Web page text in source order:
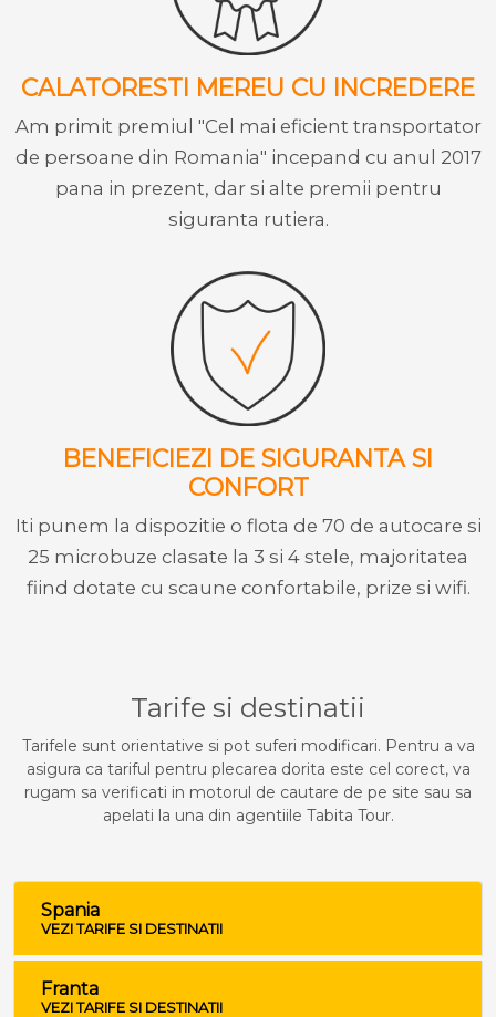
CALATORESTI MEREU CU INCREDERE
Am primit premiul "Cel mai eficient transportator
de persoane din Romania" incepand cu anul 2017
pana in prezent, dar si alte premii pentru
siguranta rutiera.
BENEFICIEZI DE SIGURANTA SI
CONFORT
Iti punem la dispozitie o flota de 70 de autocare si
25 microbuze clasate la 3 si 4 stele, majoritatea
fiind dotate cu scaune confortabile, prize si wifi.
Tarife si destinatii
Tarifele sunt orientative si pot suferi modificari. Pentru a va
asigura ca tariful pentru plecarea dorita este cel corect, va
rugam sa verificati in motorul de cautare de pe site sau sa
apelati la una din agentiile Tabita Tour.
Spania
VEZI TARIFE SI DESTINATII
Franta
VEZI TARIFE SI DESTINATII